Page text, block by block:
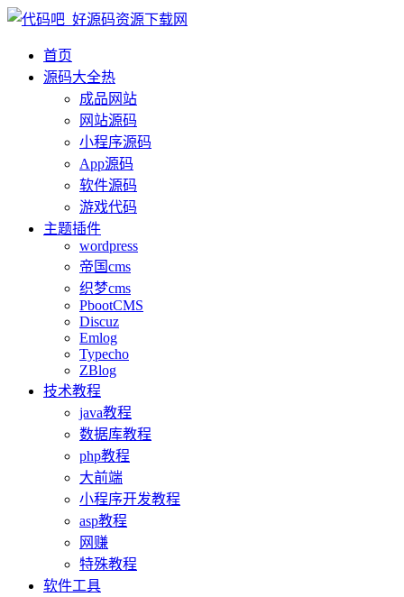
首页
源码大全热
成品网站
网站源码
小程序源码
App源码
软件源码
游戏代码
主题插件
wordpress
帝国cms
织梦cms
PbootCMS
Discuz
Emlog
Typecho
ZBlog
技术教程
java教程
数据库教程
php教程
大前端
小程序开发教程
asp教程
网赚
特殊教程
软件工具